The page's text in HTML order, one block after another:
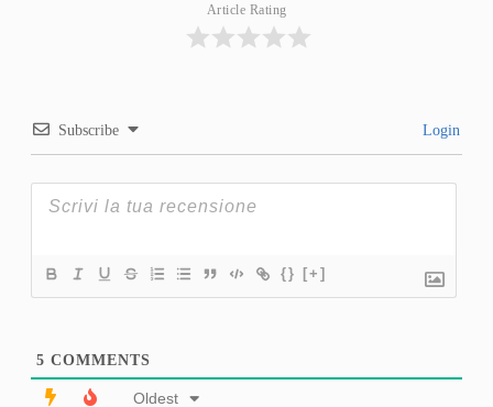
Article Rating
Subscribe Login
{} [+]
5 COMMENTS
Oldest